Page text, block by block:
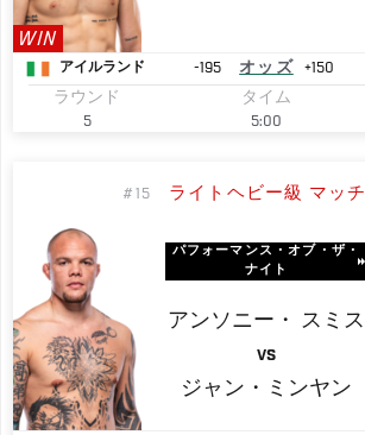
WIN
アイルランド -195 オッズ +150
ラウンド
5
タイム
5:00
#15 ライトヘビー級 マッチ
パフォーマンス・オブ・ザ・
ナイト
アンソニー・ スミス
VS
ジャン・ミンヤン